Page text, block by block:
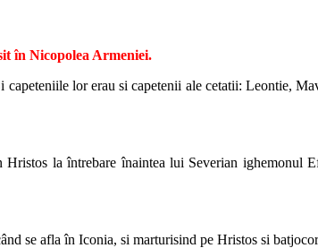
în Nicopolea Armeniei.
lor erau si capetenii ale cetatii: Leontie,
la întrebare înaintea lui Severian ighemonul
se afla în Iconia, si marturisind pe Hristos si